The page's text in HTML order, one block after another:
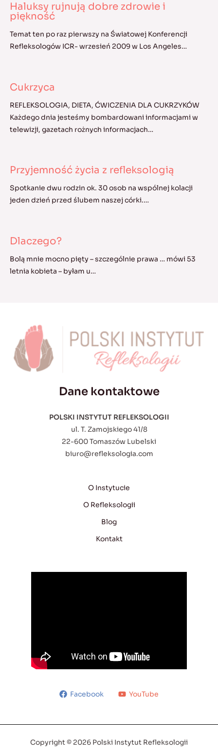
Haluksy rujnują dobre zdrowie i
piękność
Temat ten po raz pierwszy na Światowej Konferencji
Refleksologów ICR- wrzesień 2009 w Los Angeles…
Cukrzyca
REFLEKSOLOGIA, DIETA, ĆWICZENIA DLA CUKRZYKÓW
Każdego dnia jesteśmy bombardowani informacjami w
telewizji, gazetach rożnych informacjach…
Przyjemność życia z refleksologią
Spotkanie dwu rodzin ok. 30 osob na wspólnej kolacji
jeden dzień przed ślubem naszej córki.…
Dlaczego?
Bolą mnie mocno pięty – szczególnie prawa … mówi 53
letnia kobieta – byłam u…
Dane kontaktowe
POLSKI INSTYTUT REFLEKSOLOGII
ul. T. Zamojskiego 41/8
22-600 Tomaszów Lubelski
biuro@refleksologia.com
O Instytucie
O Refleksologii
Blog
Kontakt
Facebook YouTube
Copyright © 2026 Polski Instytut Refleksologii